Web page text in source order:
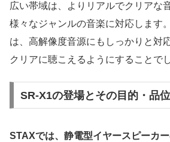
広い帯域は、よりリアルでクリアな
様々なジャンルの音楽に対応します
は、高解像度音源にもしっかりと対
クリアに聴こえるようにすることでし
SR-X1の登場とその目的・品位
STAXでは、静電型イヤースピーカ